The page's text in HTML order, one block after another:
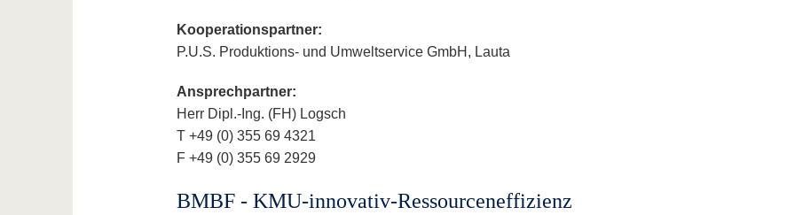
Kooperationspartner:
P.U.S. Produktions- und Umweltservice GmbH, Lauta
Ansprechpartner:
Herr Dipl.-Ing. (FH) Logsch
T +49 (0) 355 69 4321
F +49 (0) 355 69 2929
BMBF - KMU-innovativ-Ressourceneffizienz